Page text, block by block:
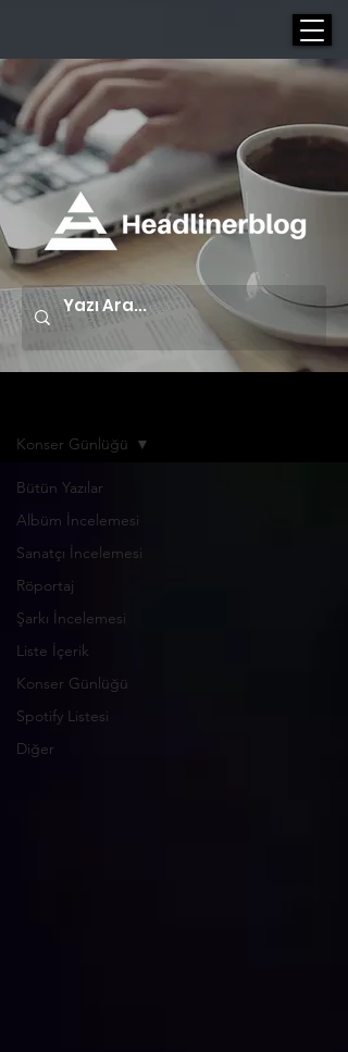
Bütün Yazılar
Albüm İncelemesi
Sanatçı İncelemesi
Röportaj
Şarkı İncelemesi
Liste İçerik
Konser Günlüğü
Spotify Listesi
Diğer
Konser Günlüğü